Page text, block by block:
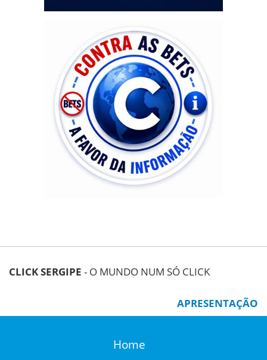
CLICK SERGIPE - O MUNDO NUM SÓ CLICK
APRESENTAÇÃO
Home